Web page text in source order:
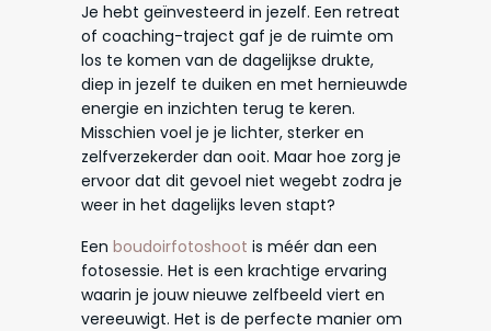
Je hebt geïnvesteerd in jezelf. Een retreat
of coaching-traject gaf je de ruimte om
los te komen van de dagelijkse drukte,
diep in jezelf te duiken en met hernieuwde
energie en inzichten terug te keren.
Misschien voel je je lichter, sterker en
zelfverzekerder dan ooit. Maar hoe zorg je
ervoor dat dit gevoel niet wegebt zodra je
weer in het dagelijks leven stapt?
Een boudoirfotoshoot is méér dan een
fotosessie. Het is een krachtige ervaring
waarin je jouw nieuwe zelfbeeld viert en
vereeuwigt. Het is de perfecte manier om